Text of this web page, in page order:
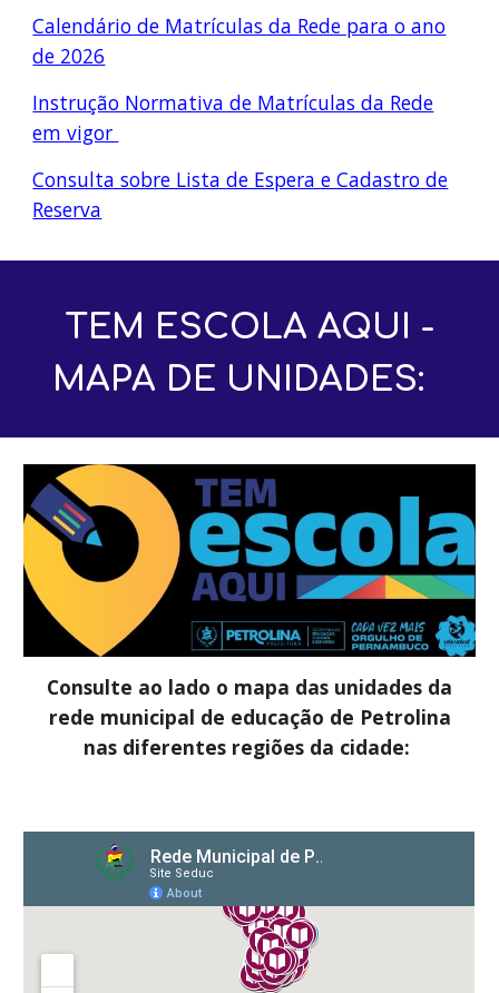
Calendário de Matrículas da Rede para o ano
de 2026
Instrução Normativa de Matrículas da Rede
em vigor
Consulta sobre Lista de Espera e Cadastro de
Reserva
TEM ESCOLA AQUI -
MAPA DE UNIDADES:
Consulte ao lado o mapa das unidades da
rede municipal de educação de Petrolina
nas diferentes regiões da cidade: